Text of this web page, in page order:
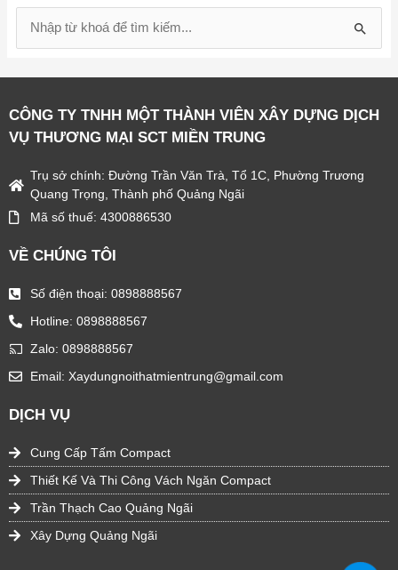
r
c
f
o
:
CÔNG TY TNHH MỘT THÀNH VIÊN XÂY DỰNG DỊCH
VỤ THƯƠNG MẠI SCT MIỀN TRUNG
Trụ sở chính: Đường Trần Văn Trà, Tổ 1C, Phường Trương
Quang Trọng, Thành phố Quảng Ngãi
Mã số thuế: 4300886530
VỀ CHÚNG TÔI
Số điện thoại: 0898888567
Hotline: 0898888567
Zalo: 0898888567
Email: Xaydungnoithatmientrung@gmail.com
DỊCH VỤ
Cung Cấp Tấm Compact
Thiết Kế Và Thi Công Vách Ngăn Compact
Trần Thạch Cao Quảng Ngãi
Xây Dựng Quảng Ngãi